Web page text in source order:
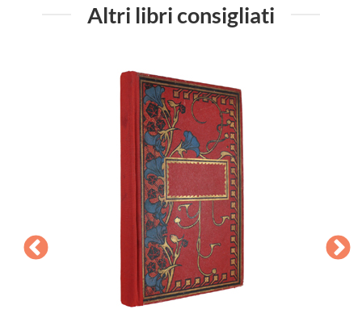
Altri libri consigliati